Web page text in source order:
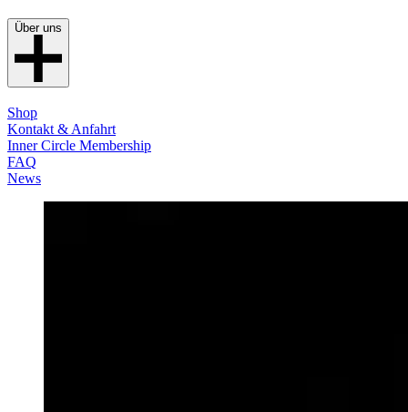
Über uns
Shop
Kontakt & Anfahrt
Inner Circle Membership
FAQ
News